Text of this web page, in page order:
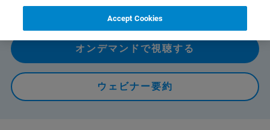
オンデマンドで視聴する
ウェビナー要約
Accept Cookies